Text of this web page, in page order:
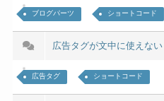
ブログパーツ ショートコード
広告タグが文中に使えない
広告タグ ショートコード